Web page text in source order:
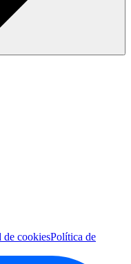
de cookiesPolítica de